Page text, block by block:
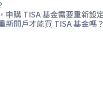
申購 TISA 基金需要重新設
新開戶才能買 TISA 基金嗎？